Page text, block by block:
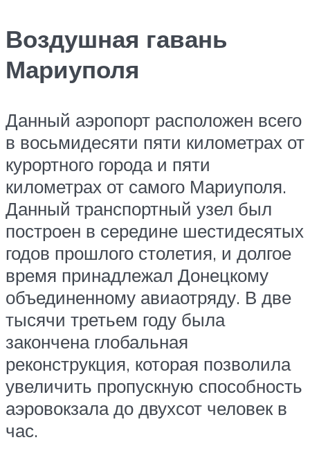
Воздушная гавань
Мариуполя
Данный аэропорт расположен всего
в восьмидесяти пяти километрах от
курортного города и пяти
километрах от самого Мариуполя.
Данный транспортный узел был
построен в середине шестидесятых
годов прошлого столетия, и долгое
время принадлежал Донецкому
объединенному авиаотряду. В две
тысячи третьем году была
закончена глобальная
реконструкция, которая позволила
увеличить пропускную способность
аэровокзала до двухсот человек в
час.